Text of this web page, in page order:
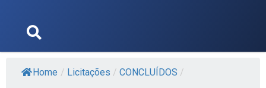
Home / Licitações / CONCLUÍDOS /